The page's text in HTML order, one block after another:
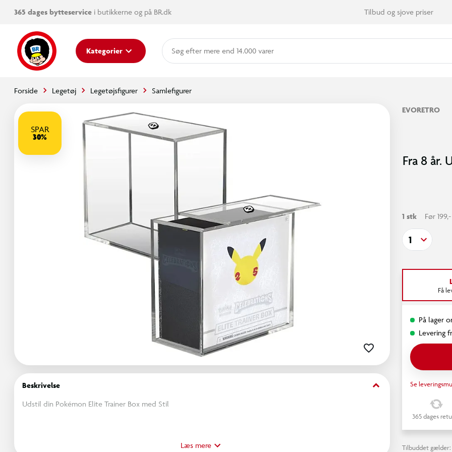
365 dages bytteservice i butikkerne og på BR.dk Tilbud og sjove priser
Kategorier mere end 14.000 varer
Forside Legetøj Legetøjsfigurer Samlefigurer
SPAR
30%
Beskrivelse keyboard_arrow_down
Udstil din Pokémon Elite Trainer Box med Stil
Læs mere
EVORETRO
Fra 8 år.
1 stk Før 199,-
1
Få
På lager
Levering
Se
365 dages
Tilbuddet gælder: